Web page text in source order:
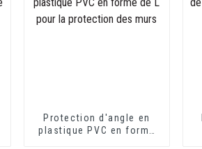
Protection d'angle en
plastique PVC en forme